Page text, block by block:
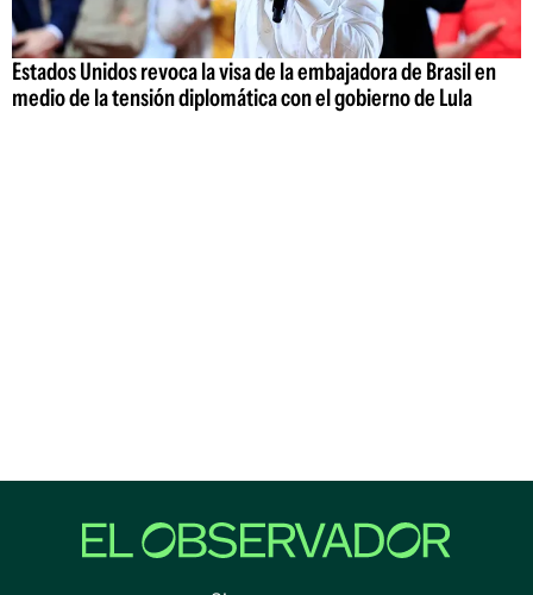
Estados Unidos revoca la visa de la embajadora de Brasil en
medio de la tensión diplomática con el gobierno de Lula